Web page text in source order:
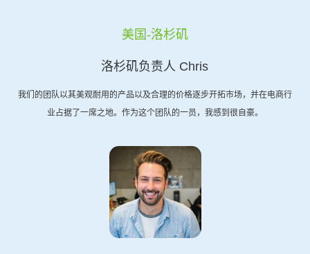
美国-洛杉矶
洛杉矶负责人 Chris
我们的团队以其美观耐用的产品以及合理的价格逐步开拓市场，并在电商行
业占据了一席之地。作为这个团队的一员，我感到很自豪。